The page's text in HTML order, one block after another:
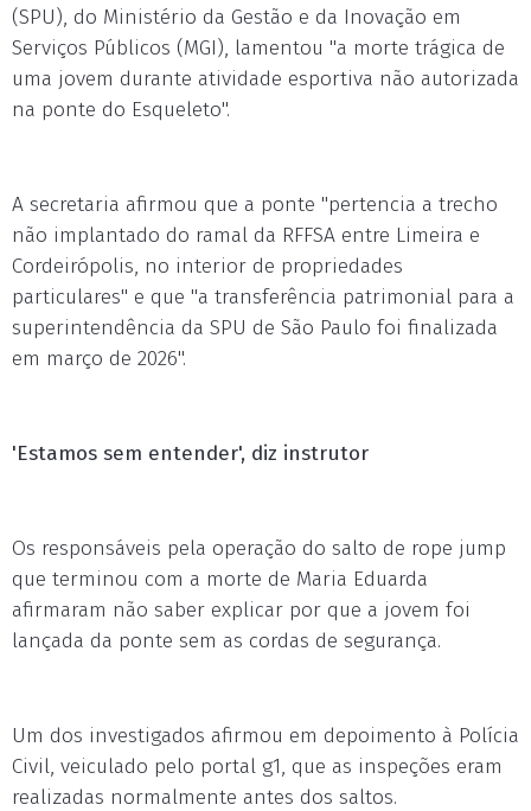
(SPU), do Ministério da Gestão e da Inovação em
Serviços Públicos (MGI), lamentou "a morte trágica de
uma jovem durante atividade esportiva não autorizada
na ponte do Esqueleto".
A secretaria afirmou que a ponte "pertencia a trecho
não implantado do ramal da RFFSA entre Limeira e
Cordeirópolis, no interior de propriedades
particulares" e que "a transferência patrimonial para a
superintendência da SPU de São Paulo foi finalizada
em março de 2026".
'Estamos sem entender', diz instrutor
Os responsáveis pela operação do salto de rope jump
que terminou com a morte de Maria Eduarda
afirmaram não saber explicar por que a jovem foi
lançada da ponte sem as cordas de segurança.
Um dos investigados afirmou em depoimento à Polícia
Civil, veiculado pelo portal g1, que as inspeções eram
realizadas normalmente antes dos saltos.